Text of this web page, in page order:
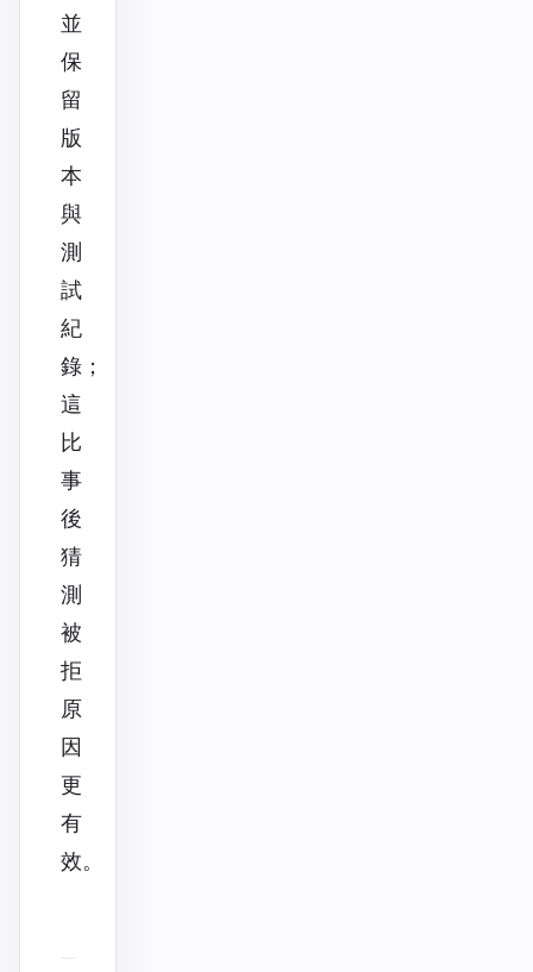
並
保
留
版
本
與
測
試
紀
錄；
這
比
事
後
猜
測
被
拒
原
因
更
有
效。